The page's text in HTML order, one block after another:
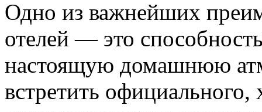
Одно из важнейших
отелей — это
настоящую домашнюю
встретить официального,